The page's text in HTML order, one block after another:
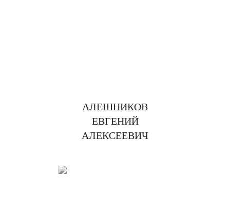
АЛЕШНИКОВ
ЕВГЕНИЙ
АЛЕКСЕЕВИЧ